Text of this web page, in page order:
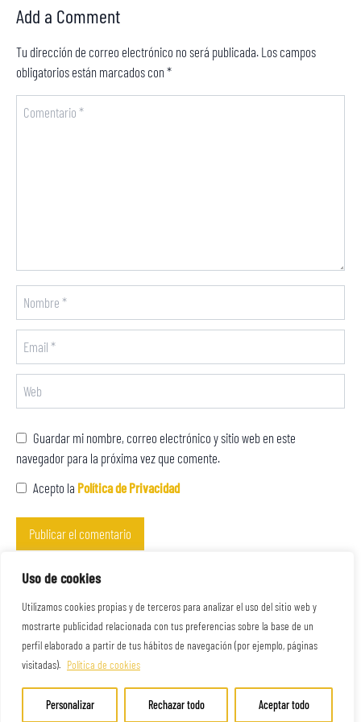
Uso de cookies
Utilizamos cookies propias y de terceros para analizar el uso del sitio web y
mostrarte publicidad relacionada con tus preferencias sobre la base de un
perfil elaborado a partir de tus hábitos de navegación (por ejemplo, páginas
visitadas). Política de cookies
Personalizar Rechazar todo Aceptar todo
Add a Comment
Tu dirección de correo electrónico no será publicada. Los campos
obligatorios están marcados con *
Guardar mi nombre, correo electrónico y sitio web en este
navegador para la próxima vez que comente.
Acepto la Política de Privacidad
Este sitio usa Akismet para reducir el spam.